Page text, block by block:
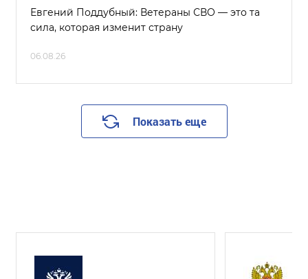
Евгений Поддубный: Ветераны СВО — это та
сила, которая изменит страну
06.08.26
Показать еще